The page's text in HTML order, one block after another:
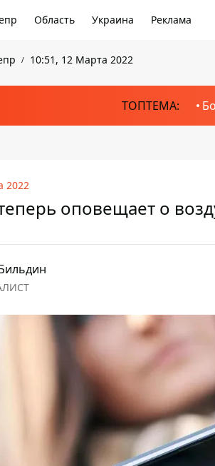
Область Украина Реклама
10:51, 12 Марта 2022
ТОПТЕМА:
2022
оповещает о